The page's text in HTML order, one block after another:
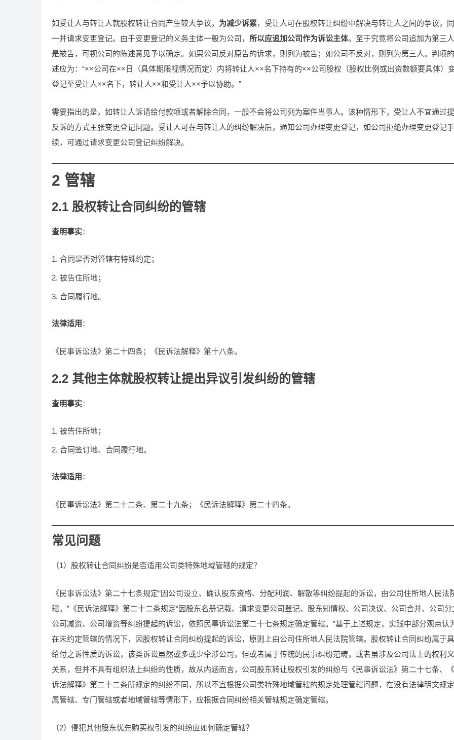
如受让人与转让人就股权转让合同产生较大争议， 为减少诉累，受让人可在股权转让纠纷中解决与转让人之间的争议，
一并请求变更登记。由于变更登记的义务主体一般为公司， 所以应追加公司作为诉讼主体。至于究竟将公司追加为第三
是被告，可视公司的陈述意见予以确定。如果公司反对原告的诉求，则列为被告；如公司不反对，则列为第三人。判项
述应为：“××公司在××日（具体期限视情况而定）内将转让人××名下持有的××公司股权（股权比例或出资数额要具体）
登记至受让人××名下，转让人××和受让人××予以协助。”
需要指出的是，如转让人诉请给付款项或者解除合同，一般不会将公司列为案件当事人。该种情形下，受让人不宜通过
反诉的方式主张变更登记问题。受让人可在与转让人的纠纷解决后，通知公司办理变更登记，如公司拒绝办理变更登记手
续，可通过请求变更公司登记纠纷解决。
2 管辖
2.1 股权转让合同纠纷的管辖
查明事实：
合同是否对管辖有特殊约定；
被告住所地；
合同履行地。
法律适用 ：
《民事诉讼法》第二十四条；《民诉法解释》第十八条。
2.2 其他主体就股权转让提出异议引发纠纷的管辖
查明事实：
被告住所地；
合同签订地、合同履行地。
法律适用 ：
《民事诉讼法》第二十二条、第二十九条；《民诉法解释》第二十四条。
常见问题
（1）股权转让合同纠纷是否适用公司类特殊地域管辖的规定？
《民事诉讼法》第二十七条规定“因公司设立、确认股东资格、分配利润、解散等纠纷提起的诉讼，由公司住所地人民法
辖。”《民诉法解释》第二十二条规定“因股东名册记载、请求变更公司登记、股东知情权、公司决议、公司合并、公司分
公司减资、公司增资等纠纷提起的诉讼，依照民事诉讼法第二十七条规定确定管辖。”基于上述规定，实践中部分观点认
在未约定管辖的情况下，因股权转让合同纠纷提起的诉讼，原则上由公司住所地人民法院管辖。股权转让合同纠纷属于
给付之诉性质的诉讼，该类诉讼虽然或多或少牵涉公司，但或者属于传统的民事纠纷范畴，或者虽涉及公司法上的权利
关系，但并不具有组织法上纠纷的性质，故从内涵而言，公司股东转让股权引发的纠纷与《民事诉讼法》第二十七条、
诉法解释》第二十二条所规定的纠纷不同，所以不宜根据公司类特殊地域管辖的规定处理管辖问题，在没有法律明文规
属管辖、专门管辖或者地域管辖等情形下，应根据合同纠纷相关管辖规定确定管辖。
（2）侵犯其他股东优先购买权引发的纠纷应如何确定管辖？